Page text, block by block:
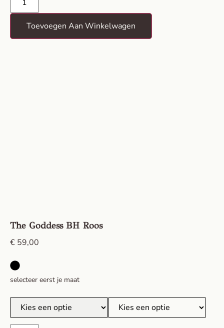
Toevoegen Aan Winkelwagen
The Goddess BH Roos
€ 59,00
selecteer eerst je maat